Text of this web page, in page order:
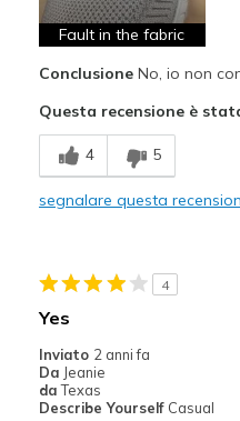
Poor Quality
Migliori Utilizzi:
Casual Wear
Width
Fault in the fabric
ConclusioneNo, io non
Questa recensione è
4 5
segnalare questa
4
Yes
Inviato 2 anni fa
Da Jeanie
da Texas
Describe Yourself Casual